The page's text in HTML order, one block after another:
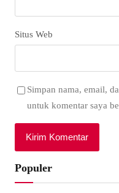
Situs Web
Simpan nama, email,
untuk komentar saya
Populer